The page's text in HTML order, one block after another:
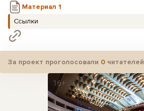
Материал 1
Ссылки
За проект проголосовали 0 читателей